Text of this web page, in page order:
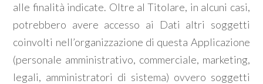
alle finalità indicate. Oltre al Titolare, in alcuni casi,
potrebbero avere accesso ai Dati altri soggetti
coinvolti nell’organizzazione di questa Applicazione
(personale amministrativo, commerciale, marketing,
legali, amministratori di sistema) ovvero soggetti
3